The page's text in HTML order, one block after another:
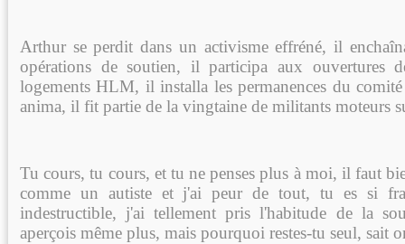
Arthur se perdit dans un activisme effréné, il
opérations de soutien, il participa aux ouvertures
logements HLM, il installa les permanences du
anima, il fit partie de la vingtaine de militants moteurs
Tu cours, tu cours, et tu ne penses plus à moi, il faut
comme un autiste et j'ai peur de tout, tu es si
indestructible, j'ai tellement pris l'habitude de la
aperçois même plus, mais pourquoi restes-tu seul, sait